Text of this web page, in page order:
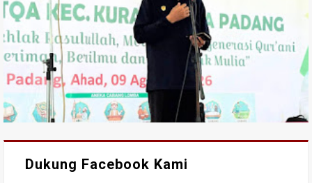
Dukung Facebook Kami